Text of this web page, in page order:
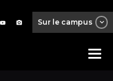
Sur le campus